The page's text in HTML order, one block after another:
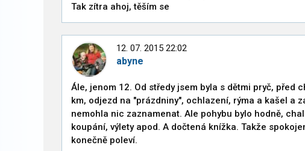
Tak zítra ahoj, těším se
12. 07. 2015 22:02
abyne
Ále, jenom 12. Od středy jsem byla s dětmi pryč, před
km, odjezd na "prázdniny", ochlazení, rýma a kašel a
nemohla nic zaznamenat. Ale pohybu bylo hodně,
koupání, výlety apod. A dočtená knížka. Takže
konečně poleví.